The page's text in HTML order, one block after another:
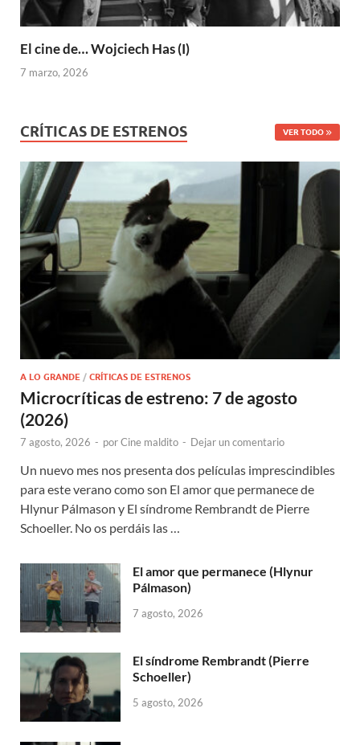
El cine de… Wojciech Has (I)
7 marzo, 2026
CRÍTICAS DE ESTRENOS VER TODO
A LO GRANDE / CRÍTICAS DE ESTRENOS
Microcríticas de estreno: 7 de agosto
(2026)
7 agosto, 2026 - porCine maldito - Dejar un comentario
Un nuevo mes nos presenta dos películas imprescindibles
para este verano como son El amor que permanece de
Hlynur Pálmason y El síndrome Rembrandt de Pierre
Schoeller. No os perdáis las …
El amor que permanece (Hlynur
Pálmason)
7 agosto, 2026
El síndrome Rembrandt (Pierre
Schoeller)
5 agosto, 2026